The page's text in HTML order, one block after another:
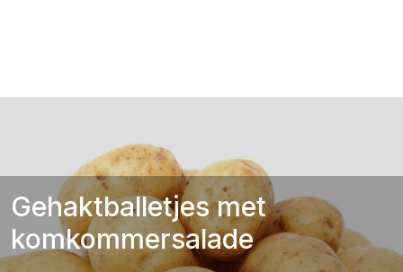
Gehaktballetjes met
komkommersalade